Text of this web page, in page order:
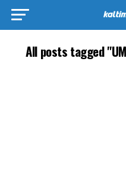
All posts tagged